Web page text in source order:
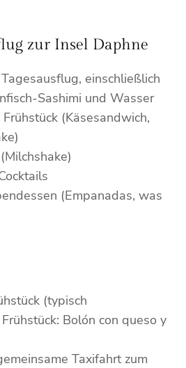
zur Insel Daphne
einschließlich
Sashimi und Wasser
(Käsesandwich,
(Empanadas, was
(typisch
Bolón con queso y
Taxifahrt zum